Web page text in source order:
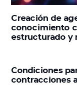
Creación de
conocimiento
estructurado y
Condiciones
contracciones